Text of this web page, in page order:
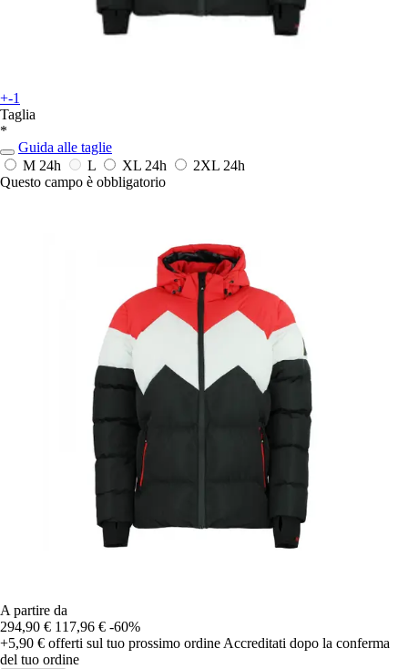
+-1
Taglia
*
Guida alle taglie
M 24h L XL 24h 2XL 24h
Questo campo è obbligatorio
A partire da
294,90 € 117,96 € -60%
+5,90 € offerti sul tuo prossimo ordineAccreditati dopo la conferma
del tuo ordine